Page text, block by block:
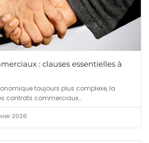
: clauses essentielles à
toujours plus complexe, la
contrats commerciaux…
2026